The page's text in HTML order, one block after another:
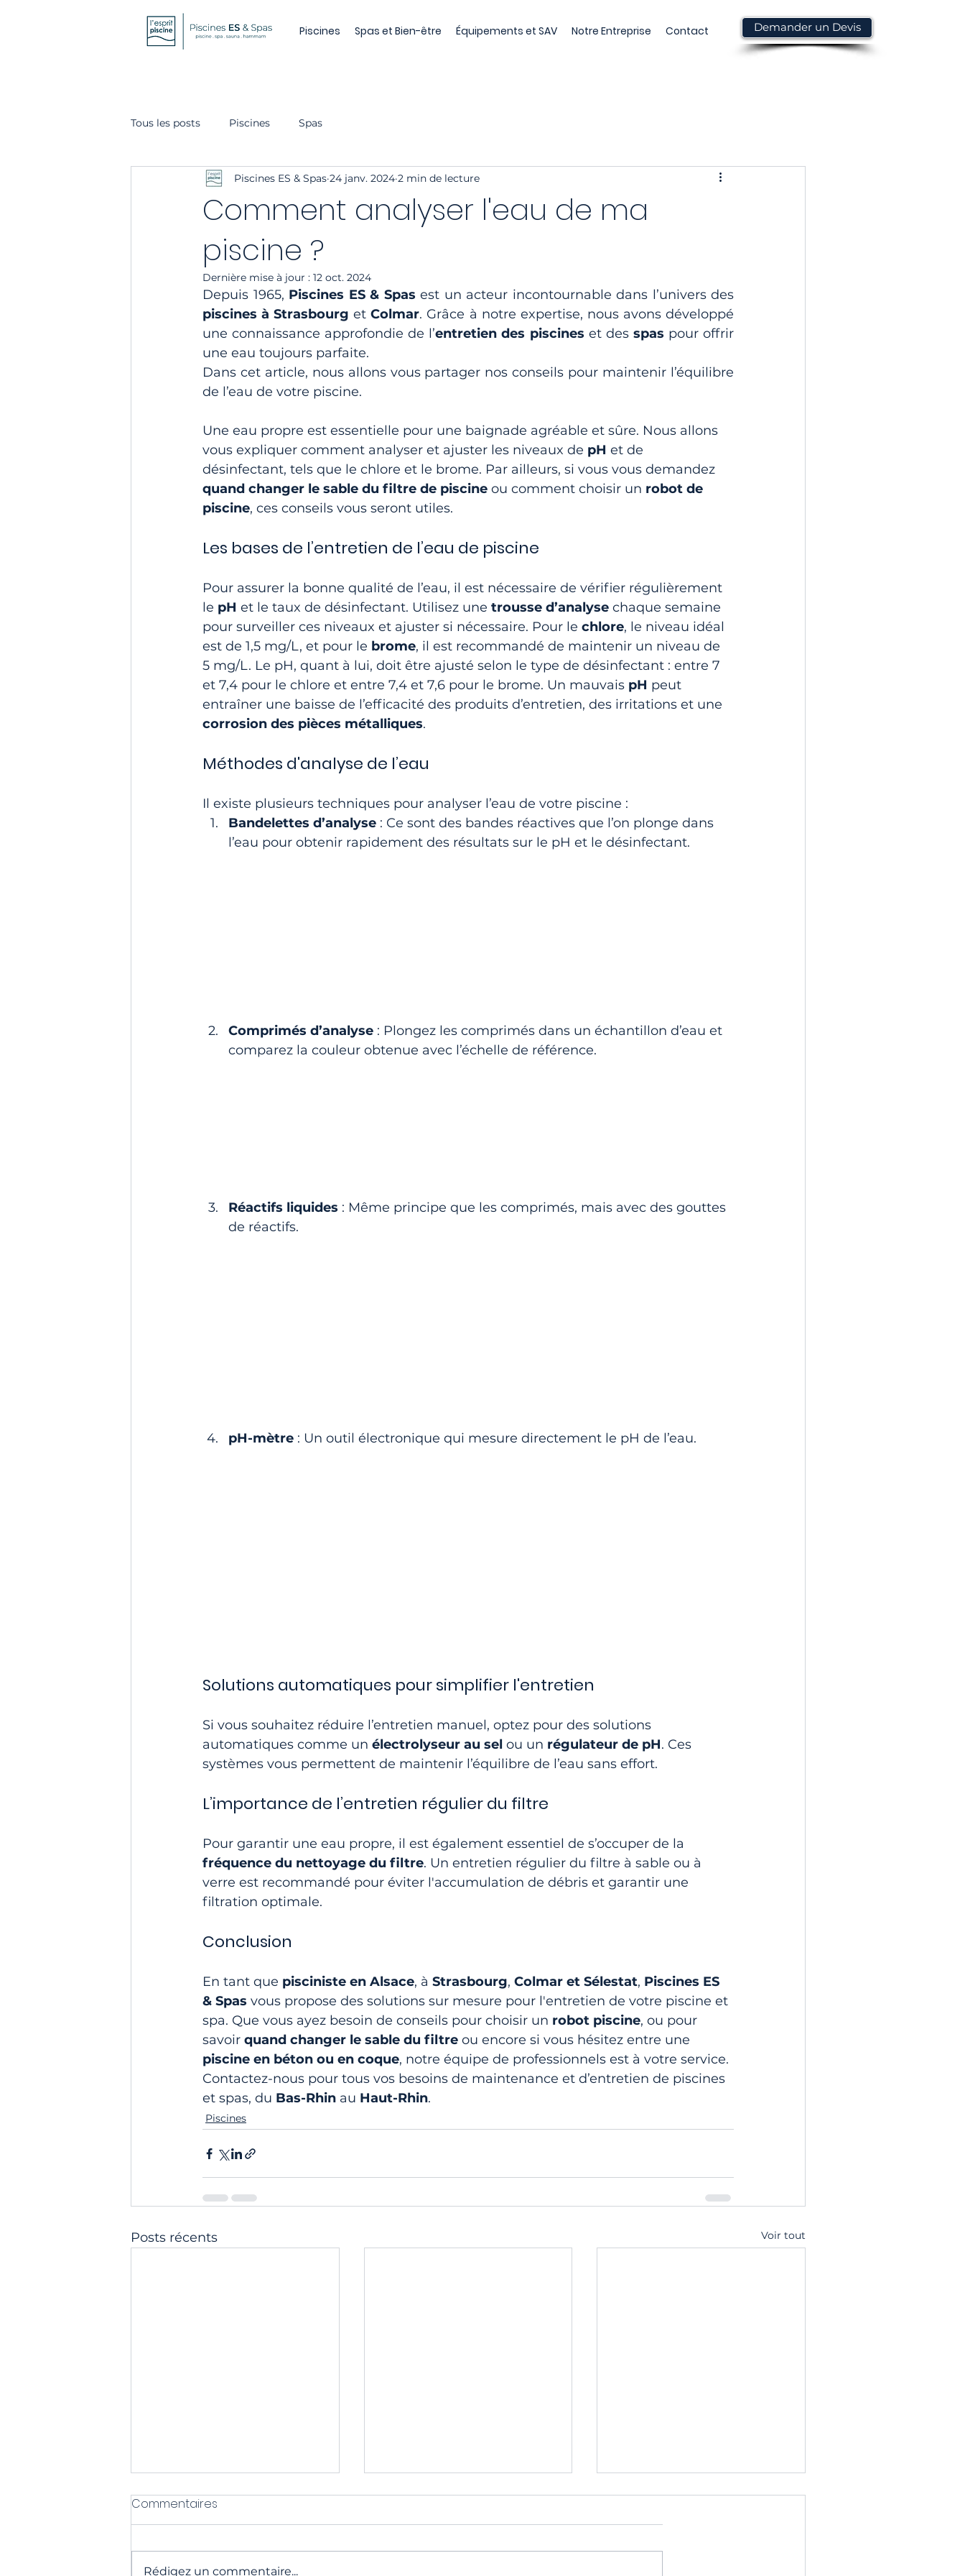
Piscines Spas et Bien-être Équipements et SAV Notre Entreprise Contact Demander un Devis
Tous les posts Piscines Spas
Comment analyser l'eau de ma
piscine ?
Piscines ES & Spas 24 janv. 2024 2 min de lecture
Dernière mise à jour : 12 oct. 2024
Depuis 1965, Piscines ES & Spas
piscines à Strasbourg et Colmar. Grâce à notre expertise, nous avons développé
une connaissance approfondie de l’entretien des piscines et des spas pour offrir
une eau toujours parfaite.
Dans cet article, nous allons vous partager nos conseils pour maintenir l’équilibre
de l’eau de votre piscine.
Une eau propre est essentielle pour une baignade agréable et sûre. Nous allons
vous expliquer comment analyser et ajuster les niveaux de pH et de
désinfectant, tels que le chlore et le brome. Par ailleurs, si vous vous demandez
quand changer le sable du filtre de piscine ou comment choisir un robot de
piscine, ces conseils vous seront utiles.
Les bases de l’entretien de l’eau de piscine
Pour assurer la bonne qualité de l’eau, il est nécessaire de vérifier régulièrement
le pH et le taux de désinfectant. Utilisez une trousse d’analyse chaque semaine
pour surveiller ces niveaux et ajuster si nécessaire. Pour le chlore, le niveau idéal
est de 1,5 mg/L, et pour le brome, il est recommandé de maintenir un niveau de
5 mg/L. Le pH, quant à lui, doit être ajusté selon le type de désinfectant : entre 7
et 7,4 pour le chlore et entre 7,4 et 7,6 pour le brome. Un mauvais pH peut
entraîner une baisse de l’efficacité des produits d’entretien, des irritations et une
corrosion des pièces métalliques.
Méthodes d'analyse de l’eau
Il existe plusieurs techniques pour analyser l’eau de votre piscine :
Bandelettes d’analyse : Ce sont des bandes réactives que l’on plonge dans
l’eau pour obtenir rapidement des résultats sur le pH et le désinfectant.
Comprimés d’analyse : Plongez les comprimés dans un échantillon d’eau et
comparez la couleur obtenue avec l’échelle de référence.
Réactifs liquides : Même principe que les comprimés, mais avec des gouttes
de réactifs.
pH-mètre : Un outil électronique qui mesure directement le pH de l’eau.
Solutions automatiques pour simplifier l'entretien
Si vous souhaitez réduire l’entretien manuel, optez pour des solutions
automatiques comme un électrolyseur au sel ou un régulateur de pH. Ces
systèmes vous permettent de maintenir l’équilibre de l’eau sans effort.
L’importance de l’entretien régulier du filtre
Pour garantir une eau propre, il est également essentiel de s’occuper de la
fréquence du nettoyage du filtre. Un entretien régulier du filtre à sable ou à
verre est recommandé pour éviter l'accumulation de débris et garantir une
filtration optimale.
Conclusion
En tant que pisciniste en Alsace, à Strasbourg, Colmar et Sélestat, Piscines ES
& Spas vous propose des solutions sur mesure pour l'entretien de votre piscine et
spa. Que vous ayez besoin de conseils pour choisir un robot piscine, ou pour
savoir quand changer le sable du filtre ou encore si vous hésitez entre une
piscine en béton ou en coque, notre équipe de professionnels est à votre service.
Contactez-nous pour tous vos besoins de maintenance et d’entretien de piscines
et spas, du Bas-Rhin au Haut-Rhin.
Piscines
Posts récents Voir tout
Commentaires
Rédigez un commentaire...